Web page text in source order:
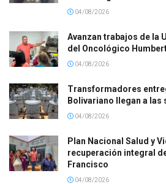
04/08/2026
Avanzan trabajos de la
del Oncológico
04/08/2026
Transformadores
Bolivariano llegan a
04/08/2026
Plan Nacional Salud y
recuperación integral
Francisco
04/08/2026